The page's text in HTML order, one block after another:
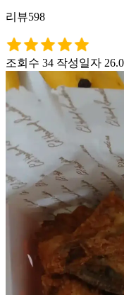
리뷰598
조회수 34 작성일자